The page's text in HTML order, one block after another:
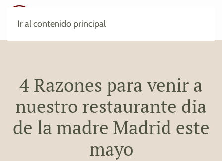
Ir al contenido principal
4 Razones para venir a
nuestro restaurante dia
de la madre Madrid este
mayo